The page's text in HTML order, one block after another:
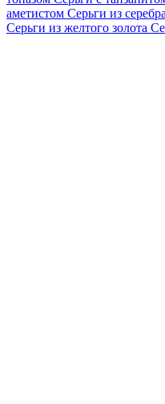
аметистом Серьги из серебра
Серьги из желтого золота